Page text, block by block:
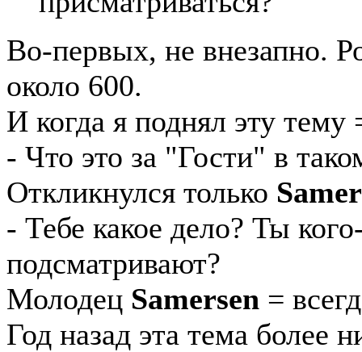
Во-первых, не внезапно.
около 600.
И когда я поднял эту тему
- Что это за "Гости" в
Откликнулся только
- Тебе какое дело? Ты
подсматривают?
Молодец Samersen =
Год назад эта тема более